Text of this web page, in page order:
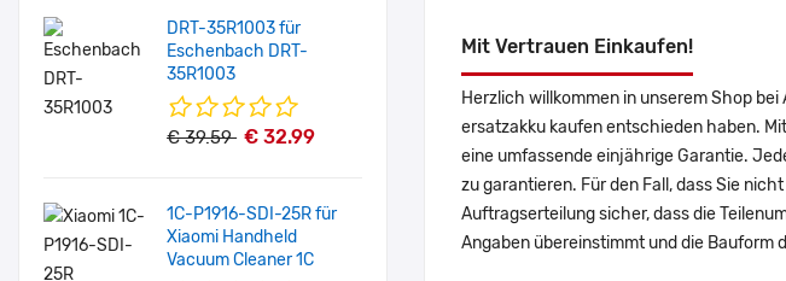
DRT-35R1003 für
Eschenbach DRT-
35R1003
€ 39.59 € 32.99
1C-P1916-SDI-25R für
Xiaomi Handheld
Vacuum Cleaner 1C
Mit Vertrauen Einkaufen!
Herzlich willkommen in unserem Shop bei
ersatzakku kaufen entschieden haben.
eine umfassende einjährige Garantie.
zu garantieren. Für den Fall, dass Sie
Auftragserteilung sicher, dass die
Angaben übereinstimmt und die Bauform